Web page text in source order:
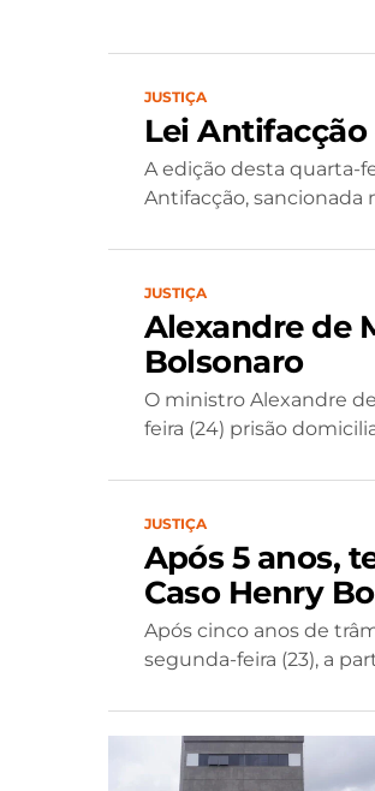
JUSTIÇA
Lei
A edição desta quarta-
Antifacção, sancionada
JUSTIÇA
Alexandre de
Bolsonaro
O ministro Alexandre
feira (24) prisão
JUSTIÇA
Após 5 anos,
Caso Henry
Após cinco anos de
segunda-feira (23), a